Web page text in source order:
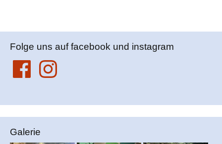
Folge uns auf facebook und instagram
FacebookInstagram
Galerie